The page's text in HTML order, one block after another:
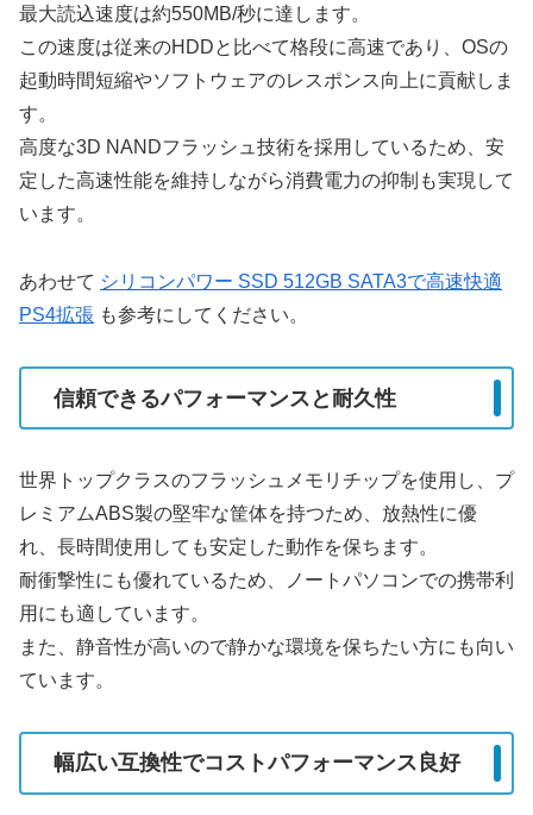
最大読込速度は約550MB/秒に達します。
この速度は従来のHDDと比べて格段に高速であり、OSの
起動時間短縮やソフトウェアのレスポンス向上に貢献しま
す。
高度な3D NANDフラッシュ技術を採用しているため、安
定した高速性能を維持しながら消費電力の抑制も実現して
います。
あわせて シリコンパワー SSD 512GB SATA3で高速快適
PS4拡張 も参考にしてください。
信頼できるパフォーマンスと耐久性
世界トップクラスのフラッシュメモリチップを使用し、プ
レミアムABS製の堅牢な筐体を持つため、放熱性に優
れ、長時間使用しても安定した動作を保ちます。
耐衝撃性にも優れているため、ノートパソコンでの携帯利
用にも適しています。
また、静音性が高いので静かな環境を保ちたい方にも向い
ています。
幅広い互換性でコストパフォーマンス良好